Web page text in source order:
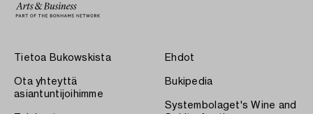
Tietoa Bukowskista
Ota yhteyttä
asiantuntijoihimme
Ehdot
Bukipedia
Systembolaget's Wine and